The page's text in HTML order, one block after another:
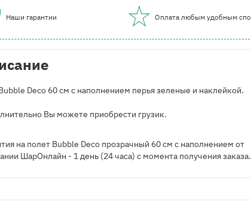
Наши гарантии Оплата любым удобным
Deco 60 см с наполнением перья зеленые и наклейкой.
Вы можете приобрести грузик.
на полет Bubble Deco прозрачный 60 см с наполнением от
ШарОнлайн - 1 день (24 часа) с момента получения заказа.